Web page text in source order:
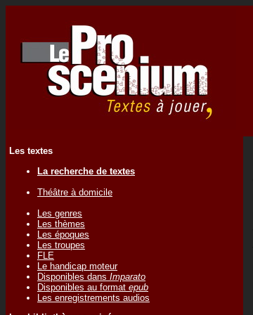
Les textes
La recherche de textes
Théâtre à domicile
Les genres
Les thèmes
Les époques
Les troupes
FLE
Le handicap moteur
Disponibles dans Imparato
Disponibles au format epub
Les enregistrements audios